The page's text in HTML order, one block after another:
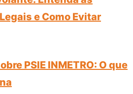
e Como Evitar
PSIE INMETRO: O que